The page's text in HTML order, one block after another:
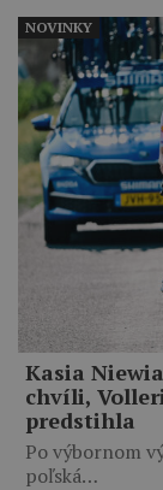
Kasia
chvíli,
predstihla
Po výbornom
poľská…
NOVINKY